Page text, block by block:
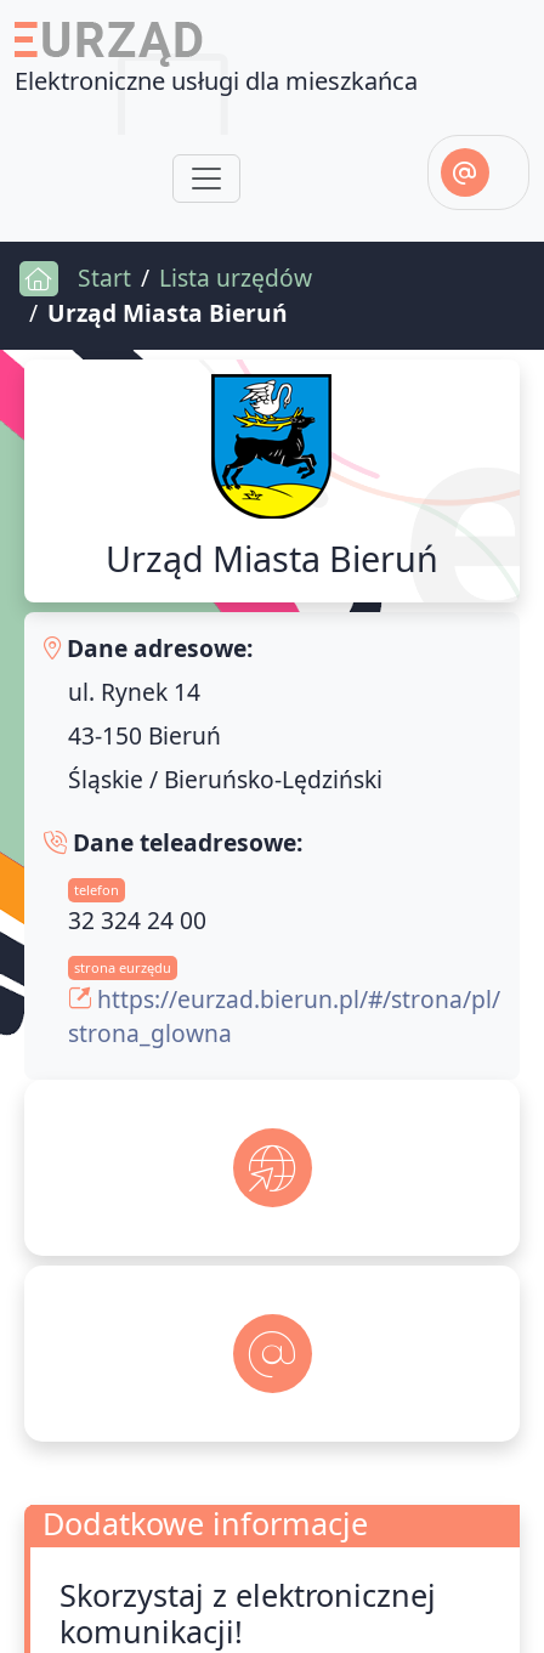
Elektroniczne usługi dla mieszkańca
Start
Lista urzędów
Urząd Miasta Bieruń
Urząd Miasta Bieruń
Dane adresowe:
ul. Rynek 14
43-150 Bieruń
Śląskie / Bieruńsko-Lędziński
Dane teleadresowe:
telefon
32 324 24 00
strona eurzędu
https://eurzad.bierun.pl/#/strona/pl/
strona_glowna
Dodatkowe informacje
Dodatkowe informacje
Skorzystaj z elektronicznej
komunikacji!